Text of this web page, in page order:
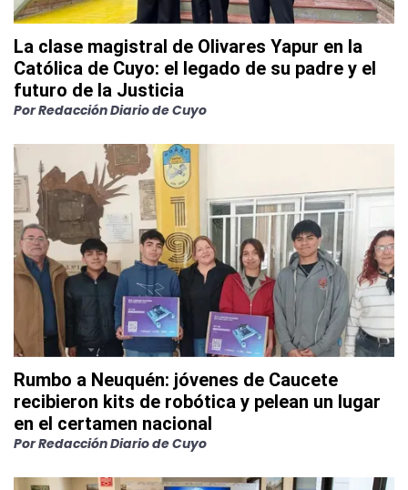
La clase magistral de Olivares Yapur en la
Católica de Cuyo: el legado de su padre y el
futuro de la Justicia
PorRedacción Diario de Cuyo
Rumbo a Neuquén: jóvenes de Caucete
recibieron kits de robótica y pelean un lugar
en el certamen nacional
PorRedacción Diario de Cuyo